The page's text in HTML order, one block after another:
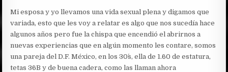
Mi esposa y yo llevamos una vida sexual plena y digamos que
variada, esto que les voy a relatar es algo que nos sucedía hace
algunos años pero fue la chispa que encendió el abrirnos a
nuevas experiencias que en algún momento les contare, somos
una pareja del D.F. México, en los 30´s, ella de 1.60 de estatura,
tetas 36B y de buena cadera, como las llaman ahora